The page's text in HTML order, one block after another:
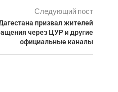
Следующий пост
призвал жителей
через ЦУР и другие
официальные каналы